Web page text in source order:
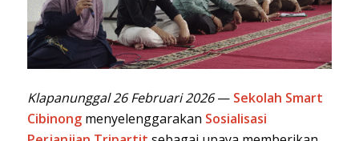
Klapanunggal 26 Februari 2026— Sekolah Smart
Cibinongmenyelenggarakan Sosialisasi